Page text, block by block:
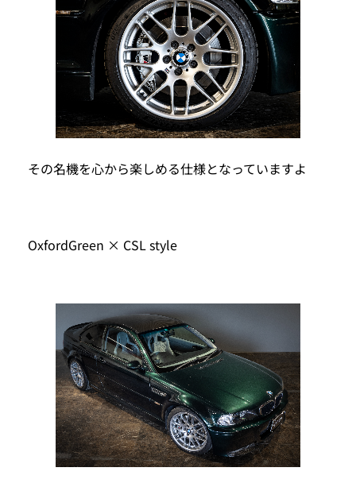
その名機を心から楽しめる仕様となっていますよ
OxfordGreen × CSL style